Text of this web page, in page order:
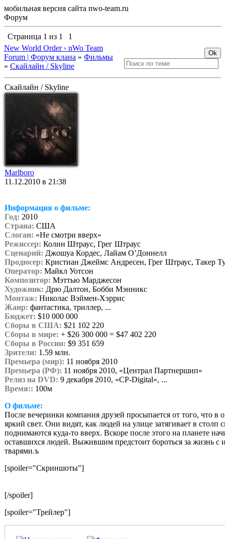
мобильная версия сайта nwo-team.ru
Форум
Страница 1 из 1
1
New World Order › nWo Team
Forum | Форум клана » Фильмы
» Скайлайн / Skyline
Скайлайн / Skyline
Marlboro
11.12.2010 в 21:38
Информация о фильме:
Год: 2010
Страна: США
Слоган: «Не смотри вверх»
Режиссер: Колин Штраус, Грег Штраус
Сценарий: Джошуа Кордес, Лайам О’Доннелл
Продюсер: Кристиан Джеймс Андресен, Грег Штраус, Такер
Оператор: Майкл Уотсон
Композитор: Мэттью Марджесон
Художник: Дрю Далтон, Бобби Мэнникс
Монтаж: Николас Вэймен-Хэррис
Жанр: фантастика, триллер, ...
Бюджет: $10 000 000
Сборы в США: $21 102 220
Сборы в мире: + $26 300 000 = $47 402 220
Сборы в России: $9 351 659
Зрители: 1.59 млн.
Премьера (мир): 11 ноября 2010
Премьера (РФ): 11 ноября 2010, «Централ Партнершип»
Релиз на DVD: 9 декабря 2010, «CP-Digital», ...
Время:: 100м
О фильме:
После вечеринки компания друзей просыпается от того, что в
яркий свет. Они видят, как людей на улице затягивает в столп
поднимаются куда-то вверх. Вскоре после этого на планете
оставшихся людей. Выжившим предстоит бороться за жизнь с
тварями.ъ
[spoiler="Скриншоты"]
[/spoiler]
[spoiler="Трейлер"]